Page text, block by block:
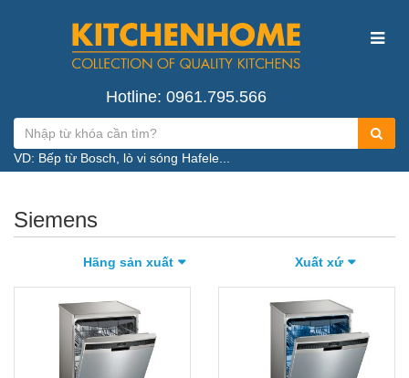
Hotline: 0961.795.566
VD: Bếp từ Bosch, lò vi sóng Hafele...
Siemens
Hãng sản xuất Xuất xứ